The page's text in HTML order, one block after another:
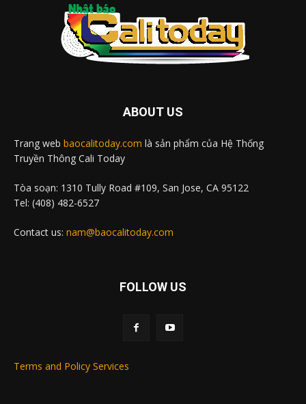
ABOUT US
Trang web baocalitoday.com là sản phẩm của Hệ Thống
Truyền Thông Cali Today
Tòa soạn: 1310 Tully Road #109, San Jose, CA 95122
Tel: (408) 482-6527
Contact us: nam@baocalitoday.com
FOLLOW US
Terms and Policy Services